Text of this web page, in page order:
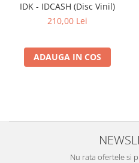
IDK - IDCASH (Disc Vinil)
210,00 Lei
ADAUGA IN COS
Nu rata ofertele si